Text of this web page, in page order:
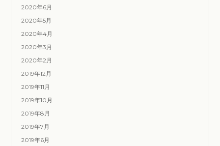
2020年6月
2020年5月
2020年4月
2020年3月
2020年2月
2019年12月
2019年11月
2019年10月
2019年8月
2019年7月
2019年6月